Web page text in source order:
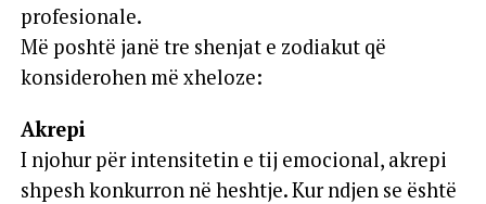
profesionale.
Më poshtë janë tre shenjat e zodiakut që
konsiderohen më xheloze:
Akrepi
I njohur për intensitetin e tij emocional, akrepi
shpesh konkurron në heshtje. Kur ndjen se është